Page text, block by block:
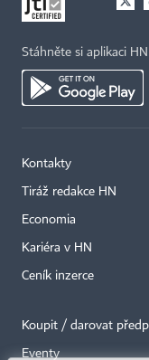
Stáhněte si aplikaci HN
Kontakty
Tiráž redakce HN
Economia
Kariéra v HN
Ceník inzerce
Koupit / darovat
Eventy